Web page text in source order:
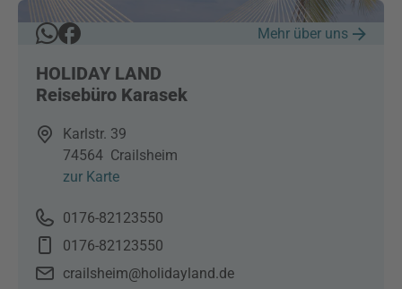
Mehr über uns
HOLIDAY LAND
Reisebüro Karasek
Karlstr. 39
74564 Crailsheim
zur Karte
0176-82123550
0176-82123550
crailsheim@holidayland.de